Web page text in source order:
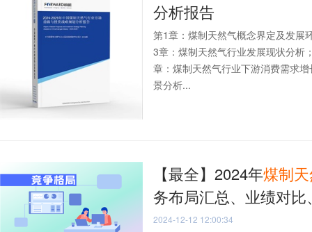
分析报告
第1章：煤制天然气概念界定及发展
3章：煤制天然气行业发展现状分析
章：煤制天然气行业下游消费需求
景分析...
【最全】2024年煤制
务布局汇总、业绩对
2024-12-12 12:00:34